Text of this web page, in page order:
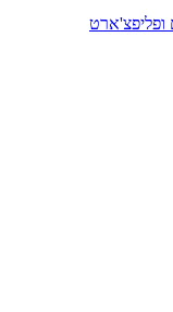
ופליפצ'ארט